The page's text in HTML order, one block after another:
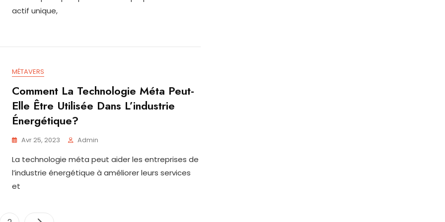
actif unique,
MÉTAVERS
Comment La Technologie Méta Peut-
Elle Être Utilisée Dans L’industrie
Énergétique?
Avr 25, 2023 Admin
La technologie méta peut aider les entreprises de
l’industrie énergétique à améliorer leurs services
et